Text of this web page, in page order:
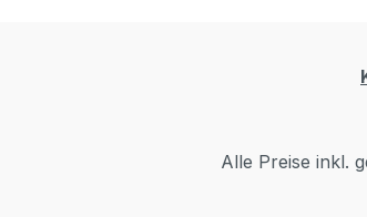
Alle Preise inkl.